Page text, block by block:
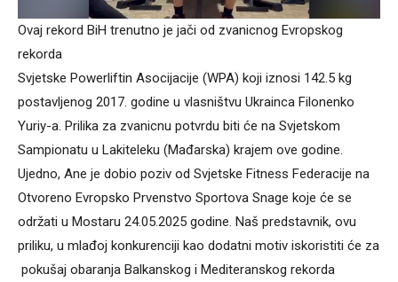
Ovaj rekord BiH trenutno je jači od zvanicnog Evropskog
rekorda
Svjetske Powerliftin Asocijacije (WPA) koji iznosi 142.5 kg
postavljenog 2017. godine u vlasništvu Ukrainca Filonenko
Yuriy-a. Prilika za zvanicnu potvrdu biti će na Svjetskom
Sampionatu u Lakiteleku (Mađarska) krajem ove godine.
Ujedno, Ane je dobio poziv od Svjetske Fitness Federacije na
Otvoreno Evropsko Prvenstvo Sportova Snage koje će se
održati u Mostaru 24.05.2025 godine. Naš predstavnik, ovu
priliku, u mlađoj konkurenciji kao dodatni motiv iskoristiti će za
pokušaj obaranja Balkanskog i Mediteranskog rekorda